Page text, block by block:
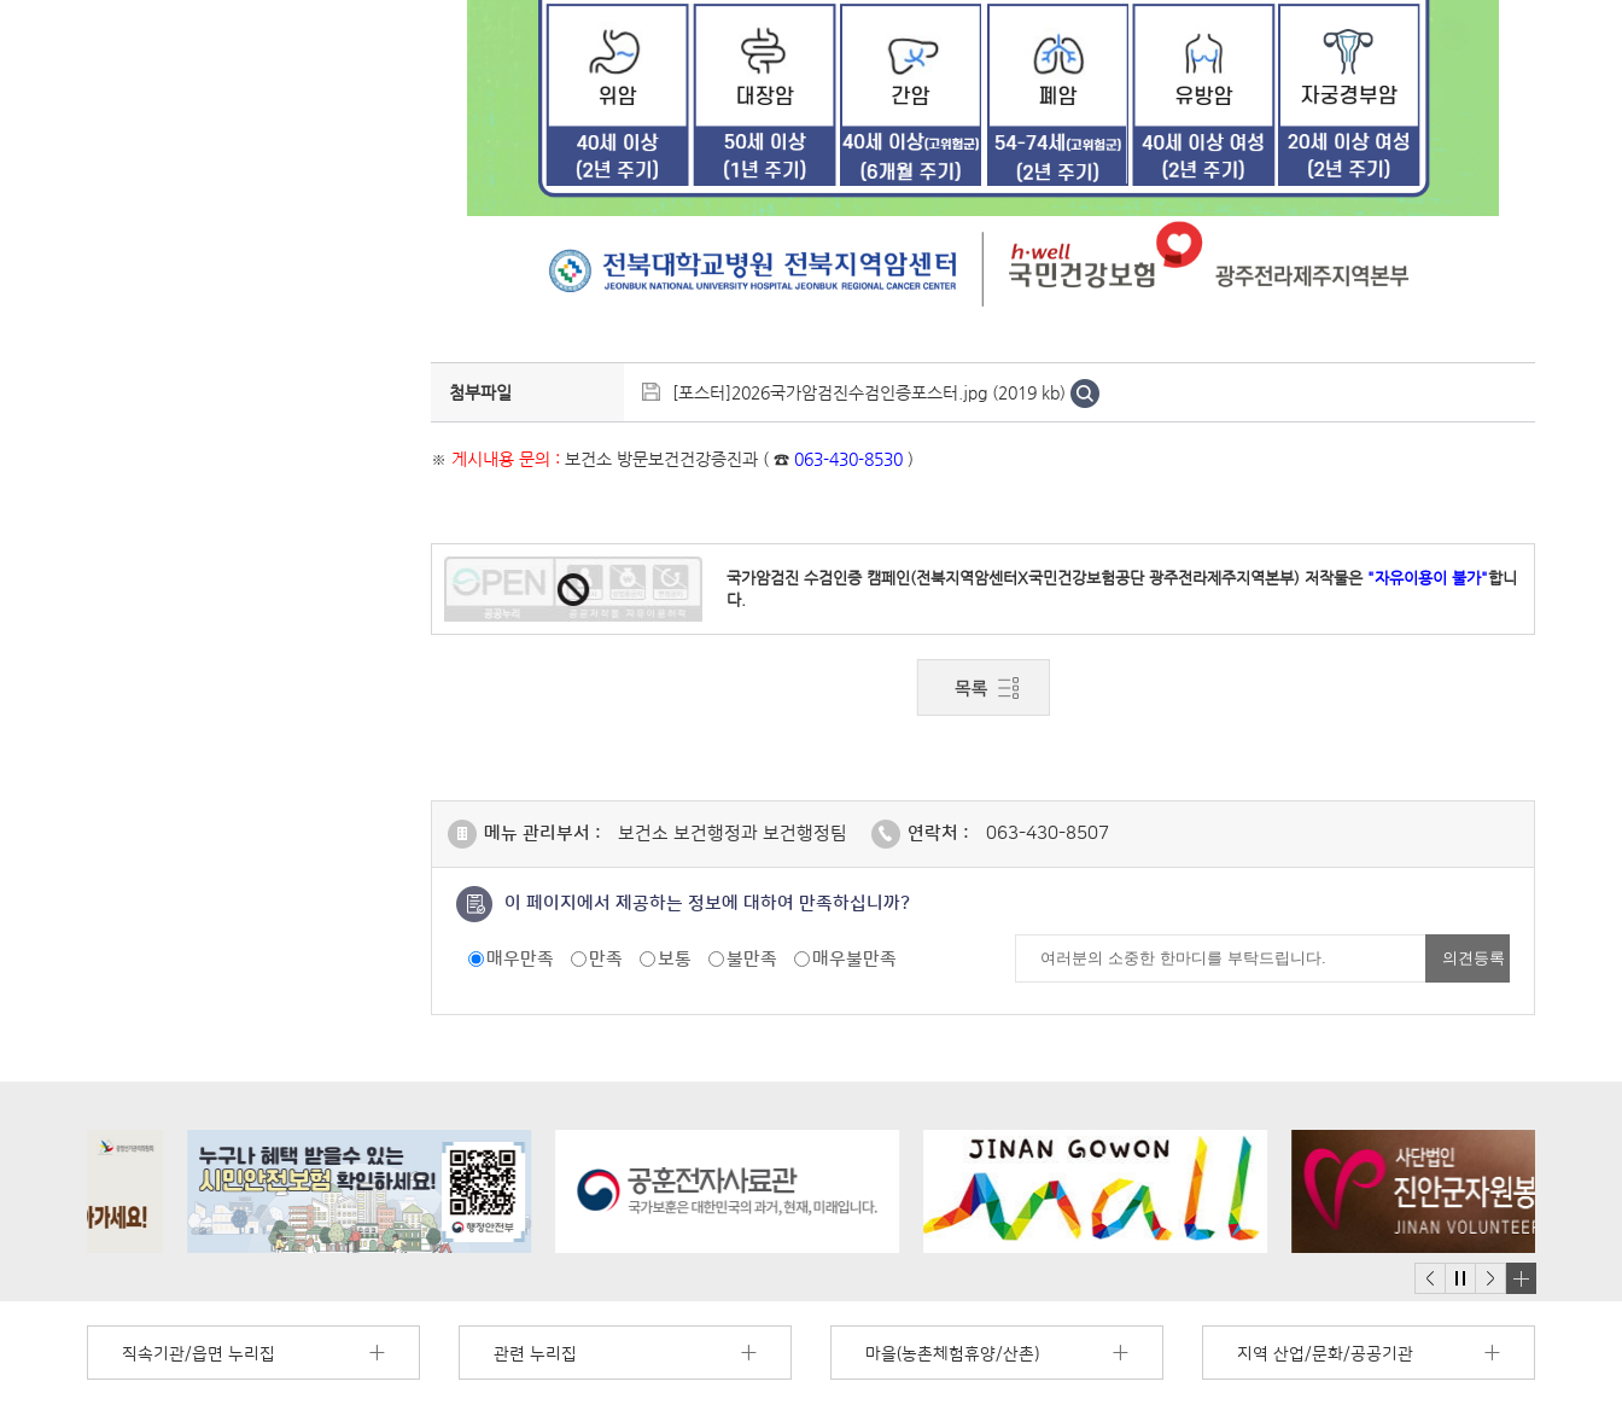
첨부파일 [포스터]2026국가암검진수검인증포스터.jpg (2019 kb)
※ 게시내용 문의 : 보건소 방문보건건강증진과 ( ☎ 063-430-8530 )
국가암검진 수검인증 캠페인(전북지역암센터X국민건강보험공단 광주전라제주지역본부) 저작물은 "자유이용이 불가"합니
다.
메뉴 관리부서 : 보건소 보건행정과 보건행정팀 연락처 : 063-430-8507
이 페이지에서 제공하는 정보에 대하여 만족하십니까?
매우만족 만족 보통 불만족 매우불만족
너
음
직속기관/읍면 누리집 관련 누리집 마을(농촌체험휴양/산촌) 지역 산업/문화/공공기관